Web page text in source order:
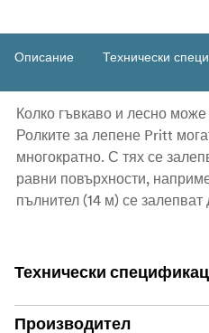
Описание Технически
Колко гъвкаво и лесно
Ролките за лепене Pritt
многократно. С тях се
равни повърхности,
пълнител (14 м) се
Технически
Производител